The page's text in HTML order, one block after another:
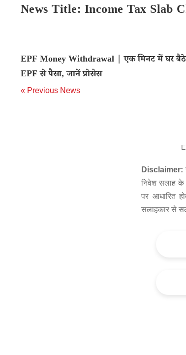
News Title: Income Tax Slab
EPF Money Withdrawal | एक मिनट में घर
EPF से पैसा, जानें प्रोसेस
« Previous News
Disclaimer:
निवेश सलाह के
पर आधारित
सलाहकार से